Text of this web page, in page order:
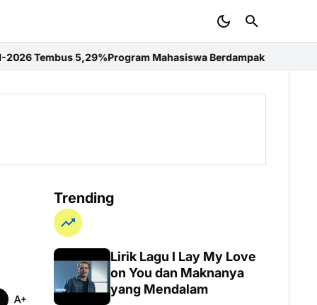
Program Mahasiswa Berdampak Perkuat Kompetensi
Trending
Lirik Lagu I Lay My Love
on You dan Maknanya
yang Mendalam